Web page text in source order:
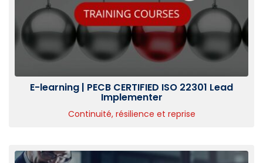
E-learning | PECB CERTIFIED ISO 22301 Lead
Implementer
Continuité, résilience et reprise